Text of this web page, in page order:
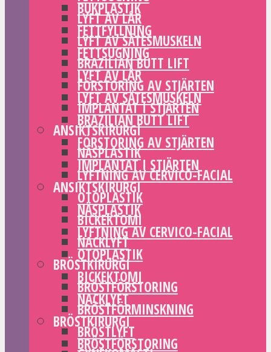
LYFT AV LÅR
LYFT AV SÄTESMUSKELN
BRAZILIAN BUTT LIFT
FÖRSTORING AV STJÄRTEN
IMPLANTAT I STJÄRTEN
ANSIKTSKIRURGI
NÄSPLASTIK
LYFTNING AV CERVICO-FACIAL
OTOPLASTIK
BICKEKTOMI
NACKLYFT
BRÖSTKIRURGI
BRÖSTFÖRSTORING
BRÖSTFÖRMINSKNING
BRÖSTLYFT
BUKPLASTIK
FETTFYLLNING
FETTSUGNING
LYFT AV LÅR
LYFT AV SÄTESMUSKELN
BRAZILIAN BUTT LIFT
FÖRSTORING AV STJÄRTEN
IMPLANTAT I STJÄRTEN
ANSIKTSKIRURGI
NÄSPLASTIK
LYFTNING AV CERVICO-FACIAL
OTOPLASTIK
BICKEKTOMI
NACKLYFT
BRÖSTKIRURGI
BRÖSTFÖRSTORING